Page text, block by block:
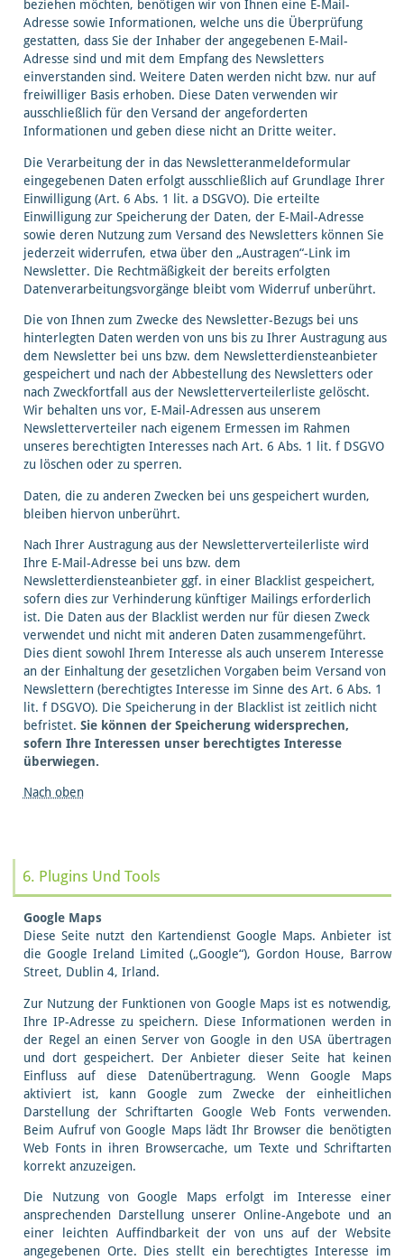
beziehen möchten, benötigen wir von Ihnen eine E-Mail-
Adresse sowie Informationen, welche uns die Überprüfung
gestatten, dass Sie der Inhaber der angegebenen E-Mail-
Adresse sind und mit dem Empfang des Newsletters
einverstanden sind. Weitere Daten werden nicht bzw. nur auf
freiwilliger Basis erhoben. Diese Daten verwenden wir
ausschließlich für den Versand der angeforderten
Informationen und geben diese nicht an Dritte weiter.
Die Verarbeitung der in das Newsletteranmeldeformular
eingegebenen Daten erfolgt ausschließlich auf Grundlage Ihrer
Einwilligung (Art. 6 Abs. 1 lit. a DSGVO). Die erteilte
Einwilligung zur Speicherung der Daten, der E-Mail-Adresse
sowie deren Nutzung zum Versand des Newsletters können Sie
jederzeit widerrufen, etwa über den „Austragen“-Link im
Newsletter. Die Rechtmäßigkeit der bereits erfolgten
Datenverarbeitungsvorgänge bleibt vom Widerruf unberührt.
Die von Ihnen zum Zwecke des Newsletter-Bezugs bei uns
hinterlegten Daten werden von uns bis zu Ihrer Austragung aus
dem Newsletter bei uns bzw. dem Newsletterdiensteanbieter
gespeichert und nach der Abbestellung des Newsletters oder
nach Zweckfortfall aus der Newsletterverteilerliste gelöscht.
Wir behalten uns vor, E-Mail-Adressen aus unserem
Newsletterverteiler nach eigenem Ermessen im Rahmen
unseres berechtigten Interesses nach Art. 6 Abs. 1 lit. f DSGVO
zu löschen oder zu sperren.
Daten, die zu anderen Zwecken bei uns gespeichert wurden,
bleiben hiervon unberührt.
Nach Ihrer Austragung aus der Newsletterverteilerliste wird
Ihre E-Mail-Adresse bei uns bzw. dem
Newsletterdiensteanbieter ggf. in einer Blacklist gespeichert,
sofern dies zur Verhinderung künftiger Mailings erforderlich
ist. Die Daten aus der Blacklist werden nur für diesen Zweck
verwendet und nicht mit anderen Daten zusammengeführt.
Dies dient sowohl Ihrem Interesse als auch unserem Interesse
an der Einhaltung der gesetzlichen Vorgaben beim Versand von
Newslettern (berechtigtes Interesse im Sinne des Art. 6 Abs. 1
lit. f DSGVO). Die Speicherung in der Blacklist ist zeitlich nicht
befristet. Sie können der Speicherung widersprechen,
sofern Ihre Interessen unser berechtigtes Interesse
überwiegen.
Nach oben
6. Plugins Und Tools
Google Maps
Diese Seite nutzt den Kartendienst Google Maps. Anbieter ist
die Google Ireland Limited („Google“), Gordon House, Barrow
Street, Dublin 4, Irland.
Zur Nutzung der Funktionen von Google Maps ist es notwendig,
Ihre IP-Adresse zu speichern. Diese Informationen werden in
der Regel an einen Server von Google in den USA übertragen
und dort gespeichert. Der Anbieter dieser Seite hat keinen
Einfluss auf diese Datenübertragung. Wenn Google Maps
aktiviert ist, kann Google zum Zwecke der einheitlichen
Darstellung der Schriftarten Google Web Fonts verwenden.
Beim Aufruf von Google Maps lädt Ihr Browser die benötigten
Web Fonts in ihren Browsercache, um Texte und Schriftarten
korrekt anzuzeigen.
Die Nutzung von Google Maps erfolgt im Interesse einer
ansprechenden Darstellung unserer Online-Angebote und an
einer leichten Auffindbarkeit der von uns auf der Website
angegebenen Orte. Dies stellt ein berechtigtes Interesse im